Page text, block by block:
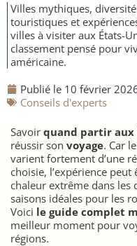
Villes mythiques,
touristiques et
villes à visiter aux États-
classement pensé pour
américaine.
Publié le 10 février
​Conseils d'experts
Savoir quand partir aux
réussir son voyage. Car
varient fortement d’une
choisie, l’expérience
chaleur extrême dans les
saisons idéales pour les
Voici le guide complet
meilleur moment pour
régions.